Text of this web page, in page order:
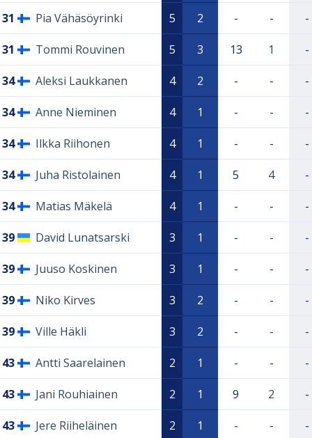
31 Pia Vähäsöyrinki 5 2 - - -
31 Tommi Rouvinen 5 3 13 1 -
34 Aleksi Laukkanen 4 2 - - -
34 Anne Nieminen 4 1 - - -
34 Ilkka Riihonen 4 1 - - -
34 Juha Ristolainen 4 1 5 4 -
34 Matias Mäkelä 4 1 - - -
39 David Lunatsarski 3 1 - - -
39 Juuso Koskinen 3 1 - - -
39 Niko Kirves 3 2 - - -
39 Ville Häkli 3 2 - - -
43 Antti Saarelainen 2 1 - - -
43 Jani Rouhiainen 2 1 9 2 -
43 Jere Riiheläinen 2 1 - - -